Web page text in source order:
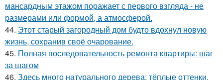
мансардным этажом поражает с первого взгляда - не
размерами или формой, а атмосферой.
44. Этот старый загородный дом будто вдохнул новую
жизнь, сохранив своё очарование.
45. Полная последовательность ремонта квартиры: шаг
за шагом
46. Здесь много натурального дерева: тёплые оттенки,